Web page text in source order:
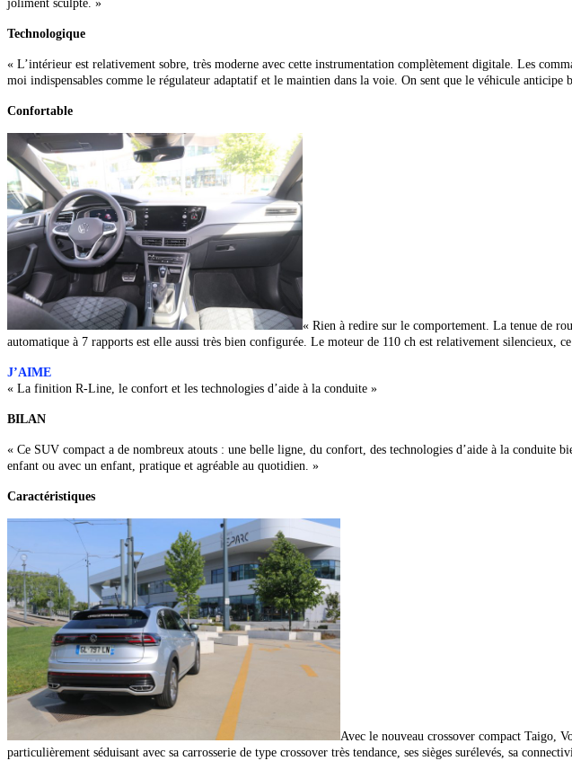
joliment sculpté. »
Technologique
« L’intérieur est relativement sobre, très moderne avec cette instrumentation complètement digitale. Les
moi indispensables comme le régulateur adaptatif et le maintien dans la voie. On sent que le véhicule anticipe
Confortable
« Rien à redire sur le comportement. La tenue de
automatique à 7 rapports est elle aussi très bien configurée. Le moteur de 110 ch est relativement silencieux,
J’AIME
« La finition R-Line, le confort et les technologies d’aide à la conduite »
BILAN
« Ce SUV compact a de nombreux atouts : une belle ligne, du confort, des technologies d’aide à la
enfant ou avec un enfant, pratique et agréable au quotidien. »
Caractéristiques
Avec le nouveau crossover compact Taigo,
particulièrement séduisant avec sa carrosserie de type crossover très tendance, ses sièges surélevés, sa